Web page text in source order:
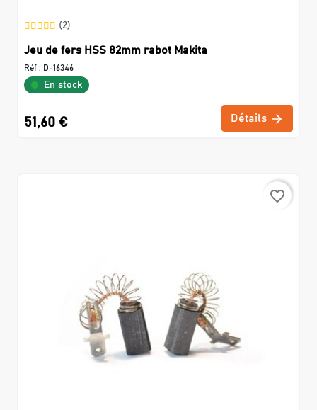
(2)
Jeu de fers HSS 82mm rabot Makita
Réf : D-16346
En stock
51,60 € Détails
favorite_border